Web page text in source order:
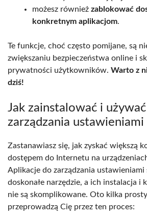
możesz również zablokować
konkretnym aplikacjom.
Te funkcje, choć często pomijane, są
zwiększaniu bezpieczeństwa online i
prywatności użytkowników. Warto z
dziś!
Jak zainstalować i
zarządzania
Zastanawiasz się, jak zyskać większą
dostępem do Internetu na
Aplikacje do zarządzania
doskonałe narzędzie, a ich instalacja i
nie są skomplikowane. Oto kilka
przeprowadzą Cię przez ten proces: